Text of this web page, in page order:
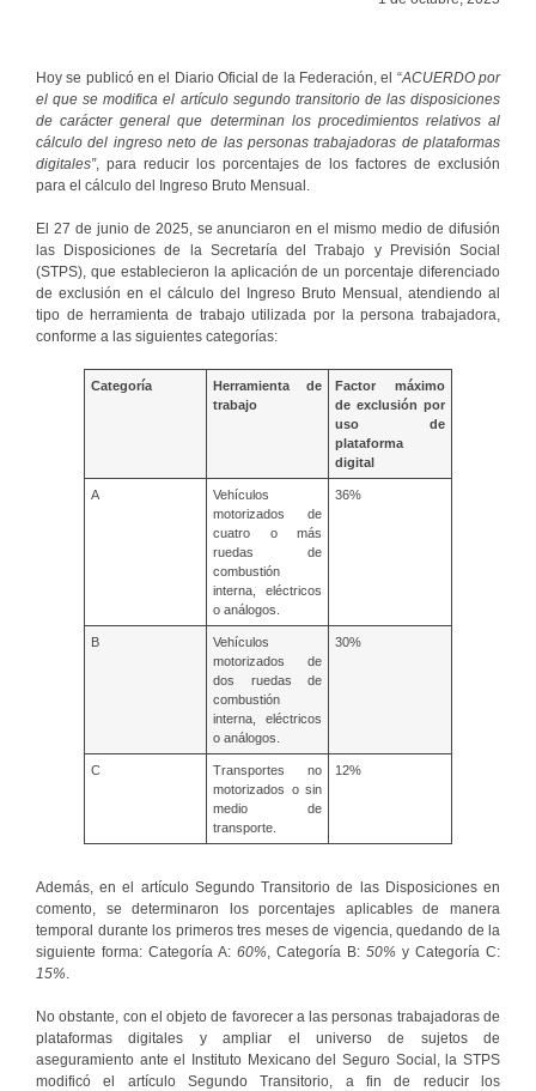
Hoy se publicó en el Diario Oficial de la Federación, el “ACUERDO por
el que se modifica el artículo segundo transitorio de las disposiciones
de carácter general que determinan los procedimientos relativos al
cálculo del ingreso neto de las personas trabajadoras de plataformas
digitales”, para reducir los porcentajes de los factores de exclusión
para el cálculo del Ingreso Bruto Mensual.
El 27 de junio de 2025, se anunciaron en el mismo medio de difusión
las Disposiciones de la Secretaría del Trabajo y Previsión Social
(STPS), que establecieron la aplicación de un porcentaje diferenciado
de exclusión en el cálculo del Ingreso Bruto Mensual, atendiendo al
tipo de herramienta de trabajo utilizada por la persona trabajadora,
conforme a las siguientes categorías:
Categoría
Herramienta de
trabajo
Factor máximo
de exclusión por
uso de
plataforma
digital
A
Vehículos
motorizados de
cuatro o más
ruedas de
combustión
interna, eléctricos
o análogos.
36%
B
Vehículos
motorizados de
dos ruedas de
combustión
interna, eléctricos
o análogos.
30%
C
Transportes no
motorizados o sin
medio de
transporte.
12%
Además, en el artículo Segundo Transitorio de las Disposiciones en
comento, se determinaron los porcentajes aplicables de manera
temporal durante los primeros tres meses de vigencia, quedando de la
siguiente forma: Categoría A: 60% , Categoría B: 50% y Categoría C:
15%
No obstante, con el objeto de favorecer a las personas trabajadoras de
plataformas digitales y ampliar el universo de sujetos de
aseguramiento ante el Instituto Mexicano del Seguro Social, la STPS
modificó el artículo Segundo Transitorio, a fin de reducir los